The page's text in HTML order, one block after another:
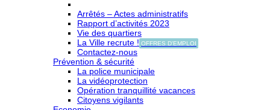
Arrêtés – Actes administratifs
Rapport d’activités 2023
Vie des quartiers
La Ville recrute ! OFFRES D'EMPLOI
Contactez-nous
Prévention & sécurité
La police municipale
La vidéoprotection
Opération tranquillité vacances
Citoyens vigilants